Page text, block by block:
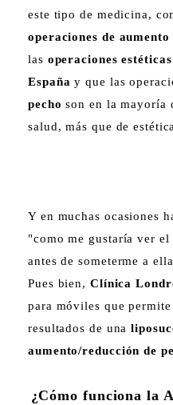
este tipo de medicina,
operaciones de
las operaciones
España y que las
pechoson en la mayoría
salud, más que de
Y en muchas ocasiones
"como me gustaría ver
antes de someterme a
Pues bien, Clínica
para móviles que
resultados de una
aumento/reducción de
¿Cómo funciona la